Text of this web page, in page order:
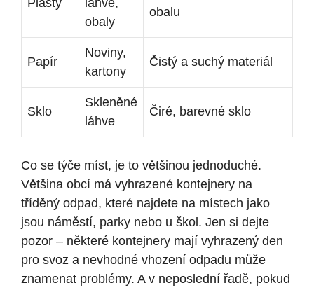
Plasty
lahve,
obaly
obalu
Papír
Noviny,
kartony
Čistý a suchý materiál
Sklo
Skleněné
láhve
Čiré, barevné sklo
Co se týče míst, je to většinou jednoduché.
Většina obcí má vyhrazené kontejnery na
tříděný odpad, které najdete na místech jako
jsou náměstí, parky nebo u škol. Jen si dejte
pozor – některé kontejnery mají vyhrazený den
pro svoz a nevhodné vhození odpadu může
znamenat problémy. A v neposlední řadě, pokud